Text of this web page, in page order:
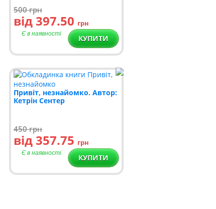
500грн
від 397.50 грн
Є в наявності КУПИТИ
Привіт, незнайомко. Автор:
Кетрін Сентер
450грн
від 357.75 грн
Є в наявності КУПИТИ